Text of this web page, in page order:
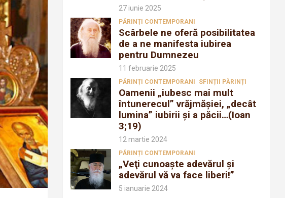
27 iunie 2025
PĂRINȚI CONTEMPORANI
Scârbele ne oferă posibilitatea
de a ne manifesta iubirea
pentru Dumnezeu
11 februarie 2025
PĂRINȚI CONTEMPORANI SFINȚII PĂRINȚI
Oamenii „iubesc mai mult
întunerecul” vrăjmăşiei, „decât
lumina” iubirii şi a păcii…(Ioan
3;19)
12 martie 2024
PĂRINȚI CONTEMPORANI
„Veţi cunoaşte adevărul şi
adevărul vă va face liberi!”
5 ianuarie 2024